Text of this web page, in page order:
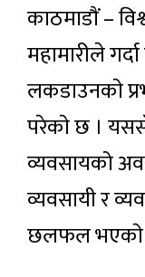
काठमाडाैं –
महामारीले
लकडाउनकाे
परेकाे छ ।
व्यवसायको
व्यवसायी र
छलफल भएकाे